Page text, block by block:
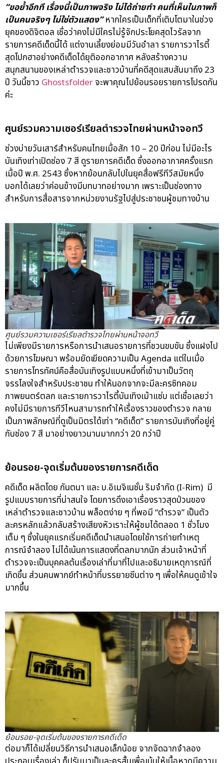
“ขอย้ำอีกที เรื่องนี้เป็นภาพจริง ไม่ได้ถ่ายทำ คนที่เห็นในภาพก็
เป็นคนจริงๆ ไม่ใช่ตัวแสดง”หากใครเป็นเด็กที่เติบโตมาในช่วง
ยุคของดิจิตอล เชื่อว่าคงไม่มีใครไม่รู้จักประโยคสุดไวรัลจาก
รายการคดีเด็ดนี้ได้ แต่งานเลี้ยงย่อมมีวันอำลา รายการวาไรตี้
สุดโปกฮาอย่างคดีเด็ดได้ยุติออกอากาศ หลังสร้างความ
สนุกสนานของเหล่าตำรวจและชาวบ้านที่คดีสุดแสบสันมาถึง 23
ปี วันนี้ชาว Ghostsfolderจะพาคุณไปย้อนรอยรายการโปรดกัน
ค่ะ
ศูนย์รวมความเซอร์เรียลตำรวจไทยผ่านหน้าจอทวี
ช่วงบ่ายวันเสาร์สำหรับคนไทยเมื่อสัก 10 – 20 ปีก่อน ไม่มีอะไร
บันเทิงเท่าเปิดช่อง 7 สี ดูรายการคดีเด็ด ซึ่งออกอากาศครั้งแรก
เมื่อปี พ.ศ. 2543 ซึ่งหากย้อนกลับไปในยุคสื่อฟรีทีวีสมัยหนึ่ง
บอกได้เลยว่าค่อนข้างมีบทบาทอย่างมาก เพราะเป็นช่องทาง
สำหรับการสื่อสารจากหน่วยงานรัฐไปสู่ประชาชนผู้ชมทางบ้าน
ศูนย์รวมความเซอร์เรียลตำรวจไทยผ่านหน้าจอทวี
ไม่เพียงมีรายการหรือการนำเสนอรายการที่ชวนขบขัน ซึ่งแฝงไป
ด้วยการโฆษณา พร้อมยัดเยียดความเป็น Agenda แต่ในเมื่อ
รายการโทรทัศน์คือสื่อบันเทิงรูปแบบหนึ่งที่เข้ามาเป็นวัตถุ
จรรโลงใจสำหรับประชาชน ทำให้นอกจากจะมีละครซิทคอม
ภาพยนตร์ตลก และรายการวาไรตี้บันเทิงเม้าแซ่บ แต่เชื่อเลยว่า
คงไม่มีรายการทีวีไหนสามารถทำให้เรื่องราวของตำรวจ กลาย
เป็นภาพลักษณ์ที่ดูเป็นมิตรได้เท่า “คดีเด็ด” รายการบันเทิงที่อยู่คู่
กับช่อง 7 สี มาอย่างยาวนานมากกว่า 20 กว่าปี
ย้อนรอย-จุดเริ่มต้นของรายการคดีเด็ด
คดีเด็ด ผลิตโดย กันตนา และ บ.อิเมจิเนชั่น ริมจำกัด (I-Rim) มี
รูปแบบรายการที่น่าสนใจ โดยการดึงเอาเรื่องราวสุดป่วนของ
เหล่าตำรวจและชาวบ้าน พล็อตง่าย ๆ ที่พอมี “ตำรวจ” เป็นตัว
ละครหลักแล้วกลับสร้างเสียงหัวเราะให้ผู้ชมได้ตลอด 1 ชั่วโมง
เต็ม ๆ ซึ่งในยุคแรกเริ่มคดีเด็ดนำเสนอโดยใช้การถ่ายทำเหตุ
การณ์จำลอง ไม่ได้เน้นการแสดงที่ตลกมากนัก ส่วนเจ้าหน้าที่
ตำรวจจะเป็นบุคคลต้นเรื่องเล่าที่มาที่ไปและอธิบายเหตุการณ์ที่
เกิดขึ้น ส่วนคนพากย์ทำหน้าที่บรรยายซีนต่าง ๆ เพื่อให้คนดูเข้าใจ
มากขึ้น
ย้อนรอย-จุดเริ่มต้นของรายการคดีเด็ด
ต่อมาก็ได้เปลี่ยนวิธีการนำเสนอเล็กน้อย จากจัดฉากจำลอง